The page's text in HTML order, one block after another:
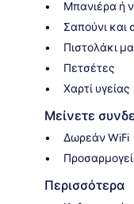
Μπανιέρα ή
Σαπούνι και
Πιστολάκι
Πετσέτες
Χαρτί υγείας
Μείνετε
Δωρεάν WiFi
Περισσότερα